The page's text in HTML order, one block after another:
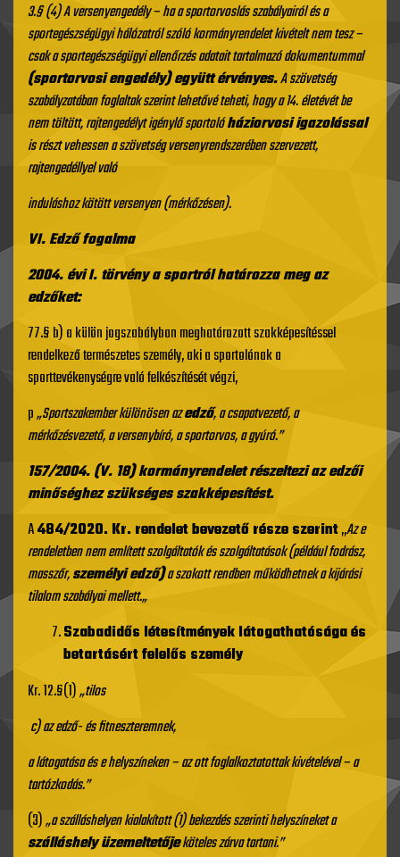
3.§ (4) A versenyengedély – ha a sportorvoslás szabályairól és a
sportegészségügyi hálózatról szóló kormányrendelet kivételt nem tesz –
csak a sportegészségügyi ellenőrzés adatait tartalmazó dokumentummal
(sportorvosi engedély) együtt érvényes.A szövetség
szabályzatában foglaltak szerint lehetővé teheti, hogy a 14. életévét be
nem töltött, rajtengedélyt igénylő sportolóháziorvosi igazolással
is részt vehessen a szövetség versenyrendszerében szervezett,
rajtengedéllyel való
induláshoz kötött versenyen (mérkőzésen).
VI. Edző fogalma
2004. évi I. törvény a sportról határozza meg az
edzőket:
77.§ b) a külön jogszabályban meghatározott szakképesítéssel
rendelkező természetes személy, aki a sportolónak a
sporttevékenységre való felkészítését végzi,
p„Sportszakember különösen azedző, a csapatvezető, a
mérkőzésvezető, a versenybíró, a sportorvos, a gyúró.”
157/2004. (V. 18) kormányrendelet részeltezi az edzői
minőséghez szükséges szakképesítést.
A484/2020. Kr. rendelet bevezető része szerint„Az e
rendeletben nem említett szolgáltatók és szolgáltatások (például fodrász,
masszőr,személyi edző)a szokott rendben működhetnek a kijárási
tilalom szabályai mellett.„
Szabadidős létesítmények látogathatósága és
betartásért felelős személy
Kr. 12.§(1)„tilos
c)az edző- és fitneszteremnek,
a látogatása és e helyszíneken – az ott foglalkoztatottak kivételével – a
tartózkodás.”
(3)„a szálláshelyen kialakított (1) bekezdés szerinti helyszíneket a
szálláshely üzemeltetőjeköteles zárva tartani.”